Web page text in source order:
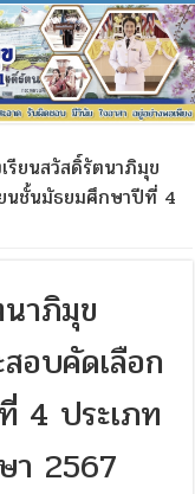
รียนสวัสดิ์รัตนาภิมุข
นชั้นมัธยมศึกษาปีที่ 4
นาภิมุข
อบคัดเลือก
4 ประเภท
า 2567